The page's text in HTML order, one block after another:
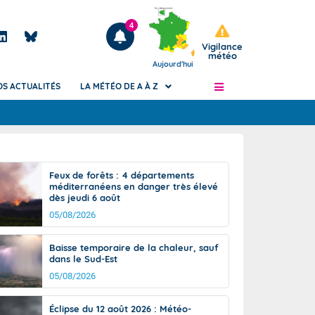
Articles
4
Aujourd'hui
Vigilance
météo
de
Phénomènes dangereux de J+2 à J+7
Avertissement pluies intenses à l'échelle
des communes (Apic)
Bulletins Marine
Bulletins d'estimation du risque
d'avalanche
Météo des forêts
Vigicrues
ACTUALITÉS LA MÉTÉO DE A À Z
Feux de forêts : 4 départements
méditerranéens en danger très élevé
dès jeudi 6 août
05/08/2026
Baisse temporaire de la chaleur, sauf
dans le Sud-Est
05/08/2026
Éclipse du 12 août 2026 : Météo-